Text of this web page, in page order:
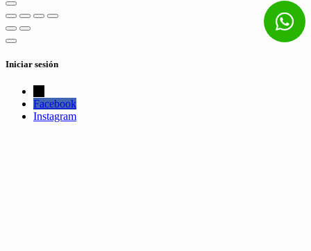
Iniciar sesión
Facebook
Instagram